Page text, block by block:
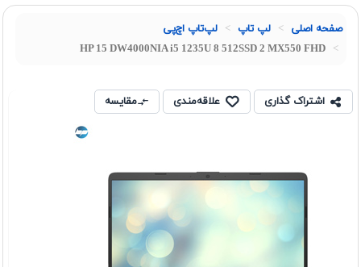
صفحه اصلی لپ تاپ لپ‌تاپ اچ‌پی
HP 15 DW4000NIA i5 1235U 8 512SSD 2 MX550 FHD
اشتراک گذاری علاقه‌مندی مقایسه